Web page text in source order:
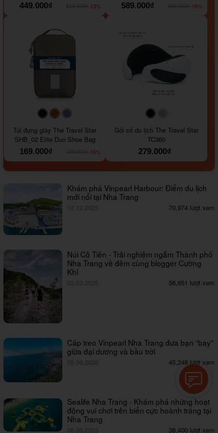
449.000₫
-13%
589.000₫
-16%
#000000#964B00
Túi đựng giày The Travel Star
SHB_02 Elite Duo Shoe Bag
169.000₫
-15%
Gối cổ du lịch The Travel Star
TC360
279.000₫
Khám phá Vinpearl Harbour: Điểm du lịch
mới nổi tại Nha Trang
12.12.2025 70,974 lượt xem
Núi Cô Tiên - Trải nghiệm ngắm Thành phố
Nha Trang về đêm cùng blogger Cường
Khỉ
03.03.2025 56,651 lượt xem
Cáp treo Vinpearl Nha Trang đưa bạn “bay”
giữa đại dương và bầu trời
05.06.2026 45,248 lượt xem
Sealife Nha Trang - Khám phá những hoạt
động vui chơi trên biển cực hoành tráng tại
Nha Trang
06.06.2025 38,400 lượt xem